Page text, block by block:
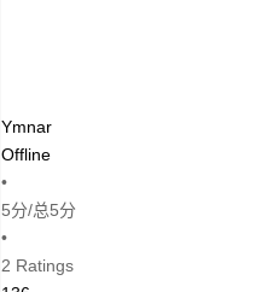
Ymnar
Offline
•
5分/总5分
•
2 Ratings